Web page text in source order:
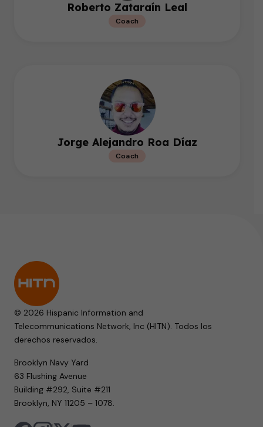
Roberto Zataraín Leal
Coach
Jorge Alejandro Roa Díaz
Coach
© 2026 Hispanic Information and
Telecommunications Network, Inc (HITN). Todos los
derechos reservados.
Brooklyn Navy Yard
63 Flushing Avenue
Building #292, Suite #211
Brooklyn, NY 11205 – 1078.